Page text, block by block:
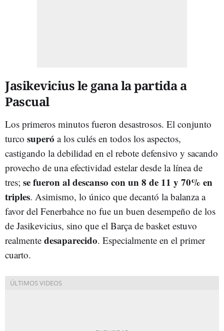
Jasikevicius le gana la partida a
Pascual
Los primeros minutos fueron desastrosos. El conjunto
turco superó a los culés en todos los aspectos,
castigando la debilidad en el rebote defensivo y sacando
provecho de una efectividad estelar desde la línea de
tres; se fueron al descanso con un 8 de 11 y 70% en
triples. Asimismo, lo único que decantó la balanza a
favor del Fenerbahce no fue un buen desempeño de los
de Jasikevicius, sino que el Barça de basket estuvo
realmente desaparecido. Especialmente en el primer
cuarto.